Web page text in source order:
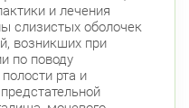
и лечения
слизистых оболочек
возникших при
по поводу
рта и